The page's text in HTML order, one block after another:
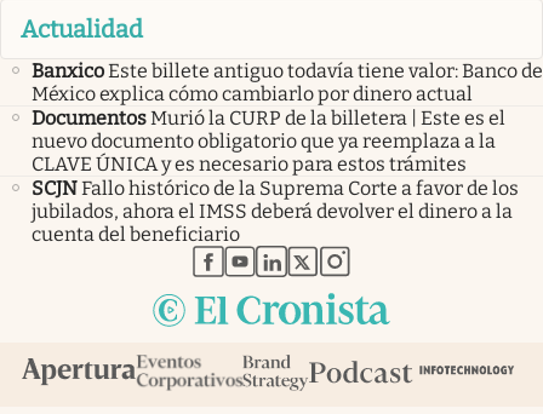
Actualidad
BanxicoEste billete antiguo todavía tiene valor: Banco de
México explica cómo cambiarlo por dinero actual
DocumentosMurió la CURP de la billetera | Este es el
nuevo documento obligatorio que ya reemplaza a la
CLAVE ÚNICA y es necesario para estos trámites
SCJNFallo histórico de la Suprema Corte a favor de los
jubilados, ahora el IMSS deberá devolver el dinero a la
cuenta del beneficiario
abre en nueva pestaña
abre en nueva pestaña
abre en nueva pestaña
abre en nueva pestaña
abre en nueva pestaña